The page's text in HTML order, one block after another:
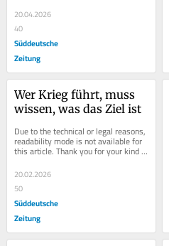
20.04.2026
40
Süddeutsche
Zeitung
Wer Krieg führt, muss
wissen, was das Ziel ist
Due to the technical or legal reasons,
readability mode is not available for
this article. Thank you for your kind
20.02.2026
50
Süddeutsche
Zeitung